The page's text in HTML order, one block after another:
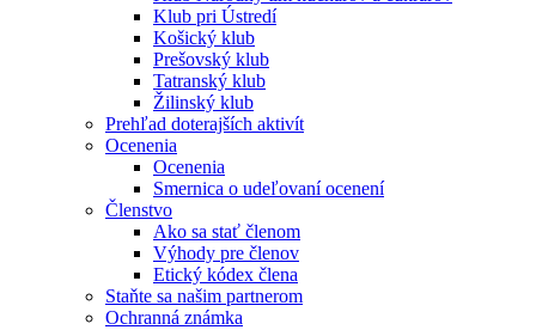
Klub pri Ústredí
Košický klub
Prešovský klub
Tatranský klub
Žilinský klub
Prehľad doterajších aktivít
Ocenenia
Ocenenia
Smernica o udeľovaní ocenení
Členstvo
Ako sa stať členom
Výhody pre členov
Etický kódex člena
Staňte sa našim partnerom
Ochranná známka